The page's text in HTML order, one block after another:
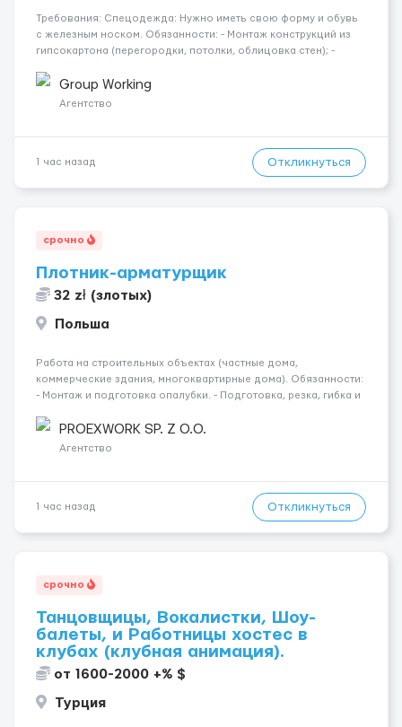
Требования: Спецодежда: Нужно иметь свою форму и обувь
с железным носком. Обязанности: - Монтаж конструкций из
гипсокартона (перегородки, потолки, облицовка стен); -
малярных работ (шпатлевка, грунтовка, покраска); -
Штукатурные работы ...
Group Working
Агентство
1 час назад Откликнуться
срочно
Плотник-арматурщик
32 zł (злотых)
Польша
Работа на строительных объектах (частные дома,
коммерческие здания, многоквартирные дома). Обязанности:
- Монтаж и подготовка опалубки. - Подготовка, резка, гибка и
Связка арматурных стержней. - Заливка бетона. - Демонтаж
опалубки после за...
PROEXWORK SP. Z O.O.
Агентство
1 час назад Откликнуться
срочно
Танцовщицы, Вокалистки, Шоу-
балеты, и Работницы хостес в
клубах (клубная анимация).
от 1600-2000 +% $
Турция